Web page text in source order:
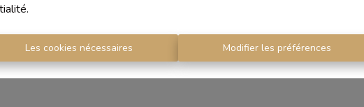
.
Les cookies nécessaires Modifier les préférences